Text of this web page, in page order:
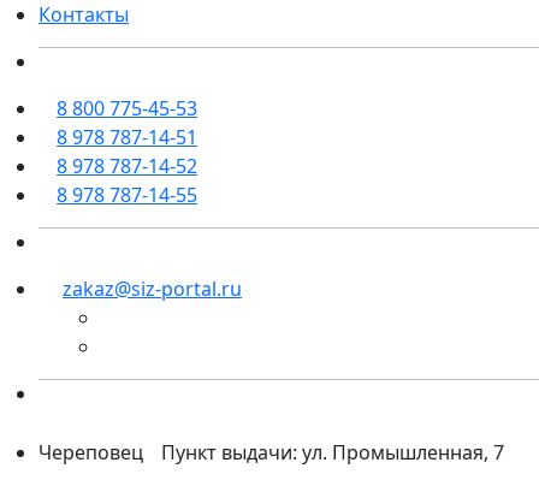
Контакты
8 800 775-45-53
8 978 787-14-51
8 978 787-14-52
8 978 787-14-55
zakaz@siz-portal.ru
Череповец Пункт выдачи: ул. Промышленная, 7